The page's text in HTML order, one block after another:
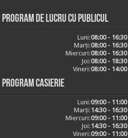
Program de lucru cu publicul
Luni:08:00 - 16:30
Marți:08:00 - 16:30
Miercuri:08:00 - 16:30
Joi:08:00 - 18:30
Vineri:08:00 - 14:00
Program casierie
Luni:09:00 - 11:00
Marți:14:30 - 16:30
Miercuri:09:00 - 11:00
Joi:14:30 - 16:30
Vineri:09:00 - 11:00